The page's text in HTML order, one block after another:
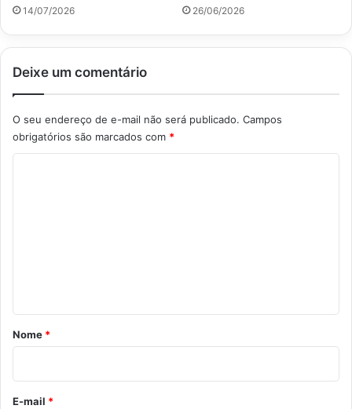
14/07/2026 26/06/2026
Deixe um comentário
O seu endereço de e-mail não será publicado. Campos
obrigatórios são marcados com *
r
o
*
Nome *
E-mail *